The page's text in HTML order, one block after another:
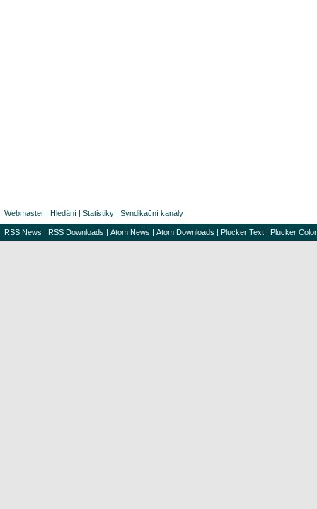
Webmaster | Hledání | Statistiky | Syndikační kanály
RSS News | RSS Downloads | Atom News | Atom Downloads | Plucker Text | Plucker Color